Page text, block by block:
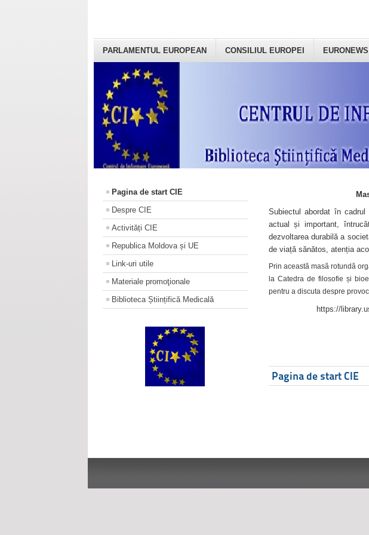
PARLAMENTUL EUROPEAN CONSILIUL EUROPEI EURONEWS
Pagina de start CIE
Despre CIE
Activități CIE
Republica Moldova și UE
Link-uri utile
Materiale promoţionale
Biblioteca Științifică Medicală
Subiectul abordat în cadrul
actual și important,
dezvoltarea durabilă a
de viață sănătos, atenția
Prin această masă rotundă
la Catedra de filosofie și
pentru a discuta despre
https://
Pagina de start CIE